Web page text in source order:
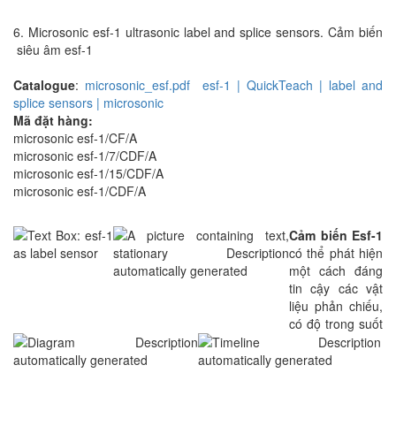
6. Microsonic esf-1 ultrasonic label and splice sensors. Cảm biến
siêu âm esf-1
Catalogue: microsonic_esf.pdf
esf-1 | QuickTeach | label and
splice sensors | microsonic
Mã đặt hàng:
microsonic esf-1/CF/A
microsonic esf-1/7/CDF/A
microsonic esf-1/15/CDF/A
microsonic esf-1/CDF/A
Cảm biến Esf-1
có thể phát hiện
một cách đáng
tin cậy các vật
liệu phản chiếu,
có độ trong suốt